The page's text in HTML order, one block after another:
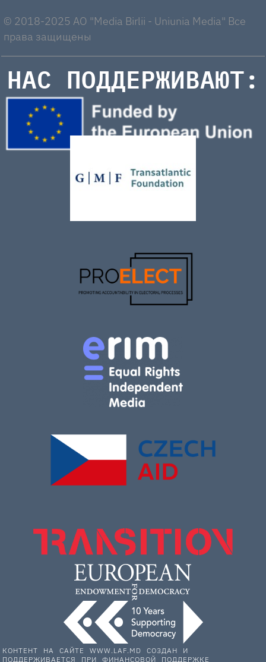
© 2018-2025 AO "Media Birlii - Uniunia Media" Все
права защищены
НАС ПОДДЕРЖИВАЮТ:
КОНТЕНТ НА САЙТЕ WWW.LAF.MD СОЗДАН И
ПОДДЕРЖИВАЕТСЯ ПРИ ФИНАНСОВОЙ ПОДДЕРЖКЕ